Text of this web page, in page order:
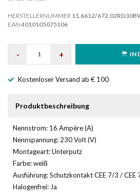
HERSTELLERNUMMER 11.6612/
EAN 4010105075106
- + IN
Kostenloser Versand ab € 100
Produktbeschreibung
Nennstrom: 16 Ampère (A)
Nennspannung: 230 Volt (V)
Montageart: Unterputz
Farbe: weiß
Ausführung: Schutzkontakt CEE 7/3 / CEE
Halogenfrei: Ja